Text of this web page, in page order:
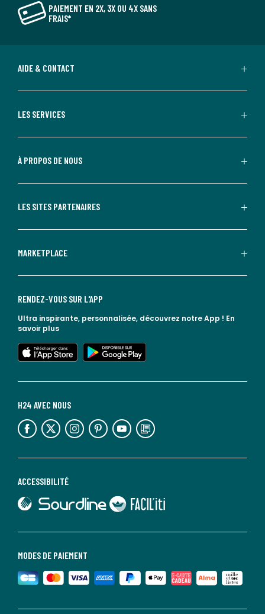
PAIEMENT EN 2X, 3X OU 4X SANS
FRAIS*
AIDE & CONTACT
LES SERVICES
À PROPOS DE NOUS
LES SITES PARTENAIRES
MARKETPLACE
MODES DE PAIEMENT
ACCESSIBILITÉ
lien vers Sourdline
lien vers Faciliti
H24 AVEC NOUS
lien vers l'espace réseaux sociaux lien vers l'espace réseaux sociaux lien vers l'espace réseaux sociaux lien vers l'espace réseaux sociaux lien vers l'espace réseaux sociaux lien vers le blog la redoute
RENDEZ-VOUS SUR L'APP
Ultra inspirante, personnalisée, découvrez notre App ! En
savoir plus
lien vers l'app store
lien vers google play